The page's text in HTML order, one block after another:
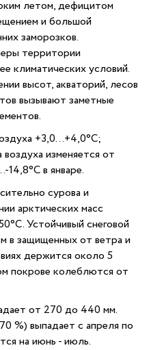
летом, дефицитом
и большой
заморозков.
территории
климатических условий.
высот, акваторий, лесов
вызывают заметные
+3,0…+4,0°С;
изменяется от
в январе.
сурова и
арктических масс
Устойчивый снеговой
в защищенных от ветра и
держится около 5
покрове колеблются от
от 270 до 440 мм.
%) выпадает с апреля по
на июнь - июль.